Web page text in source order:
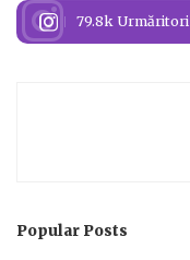
79.8k Urmăritori
Popular Posts